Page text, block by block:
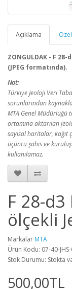
Açıklama
ZONGULDAK - F
(JPEG formatında).
Not:
Türkiye Jeoloji Veri
sorunlarından
MTA Genel Müdürlüğü
ortamına aktarılan
sayısal haritalar, kağıt
üçüncü şahıs ve
kullanılamaz.
F 28-d3
ölçekli
Markalar MTA
Ürün Kodu: 07-40-
Stok Durumu: Stokta
500,00TL